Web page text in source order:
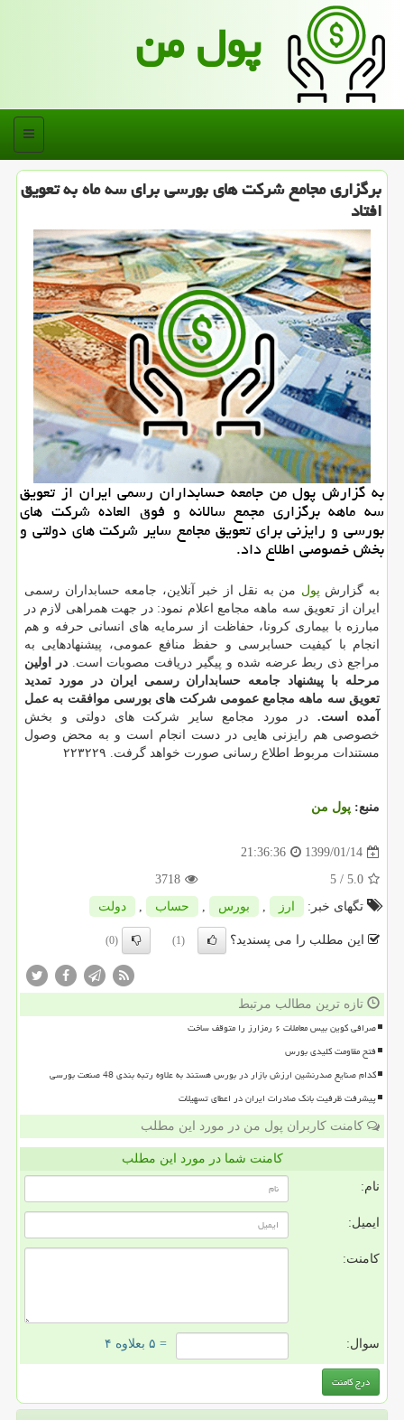
پول من
منو
برگزاری مجامع شركت های بورسی برای سه ماه به تعویق
افتاد
به گزارش پول من جامعه حسابداران رسمی ایران از تعویق
سه ماهه برگزاری مجمع سالانه و فوق العاده شركت های
بورسی و رایزنی برای تعویق مجامع سایر شركت های دولتی و
بخش خصوصی اطلاع داد.
به گزارش پول من به نقل از خبر آنلاین، جامعه حسابداران رسمی
ایران از تعویق سه ماهه مجامع اعلام نمود: در جهت همراهی لازم در
مبارزه با بیماری كرونا، حفاظت از سرمایه های انسانی حرفه و هم
انجام با كیفیت حسابرسی و حفظ منافع عمومی، پیشنهادهایی به
مراجع ذی ربط عرضه شده و پیگیر دریافت مصوبات است.در اولین
مرحله با پیشنهاد جامعه حسابداران رسمی ایران در مورد تمدید
تعویق سه ماهه مجامع عمومی شركت های بورسی موافقت به عمل
آمده است. در مورد مجامع سایر شركت های دولتی و بخش
خصوصی هم رایزنی هایی در دست انجام است و به محض وصول
مستندات مربوط اطلاع رسانی صورت خواهد گرفت. ۲۲۳۲۲۹
منبع: پول من
1399/01/14
21:36:36
5.0
/ 5
3718
تگهای خبر:
ارز , بورس , حساب , دولت
این مطلب را می پسندید؟ (1)
(0)
تازه ترین مطالب مرتبط
صرافی کوین بیس معاملات ۶ رمزارز را متوقف ساخت
فتح مقاومت کلیدی بورس
کدام صنایع صدرنشین ارزش بازار در بورس هستند به علاوه رتبه بندی 48 صنعت بورسی
پیشرفت ظرفیت بانک صادرات ایران در اعطای تسهیلات
کامنت کاربران پول من در مورد این مطلب
کامنت شما در مورد این مطلب
نام:
ایمیل:
کامنت:
سوال: = ۵ بعلاوه ۴